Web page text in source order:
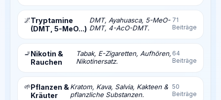
🌌Tryptamine
(DMT, 5-MeO...)
DMT, Ayahuasca, 5-MeO-
DMT, 4-AcO-DMT.
71
Beiträge
🚬Nikotin &
Rauchen
Tabak, E-Zigaretten, Aufhören,
Nikotinersatz.
64
Beiträge
🌱Pflanzen &
Kräuter
Kratom, Kava, Salvia, Kakteen &
pflanzliche Substanzen.
50
Beiträge